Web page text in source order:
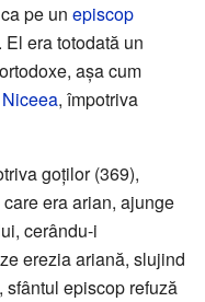
pe un episcop
era totodată un
așa cum
, împotriva
goților (369),
era arian, ajunge
cerându-i
erezia ariană, slujind
episcop refuză